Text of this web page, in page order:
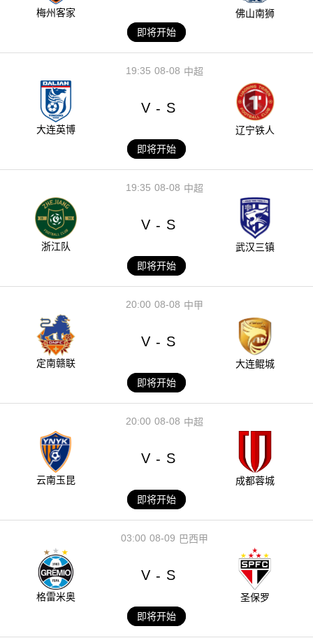
梅州客家
佛山南狮
即将开始
08-08
19:35 中超
大连英博
V - S
辽宁铁人
即将开始
08-08
19:35 中超
浙江队
V - S
武汉三镇
即将开始
08-08
20:00 中甲
定南赣联
V - S
大连鲲城
即将开始
08-08
20:00 中超
云南玉昆
V - S
成都蓉城
即将开始
08-09
03:00 巴西甲
格雷米奥
V - S
圣保罗
即将开始